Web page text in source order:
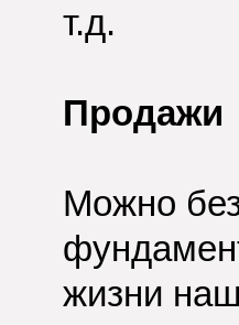
т.д.
Продажи
Можно
жизни